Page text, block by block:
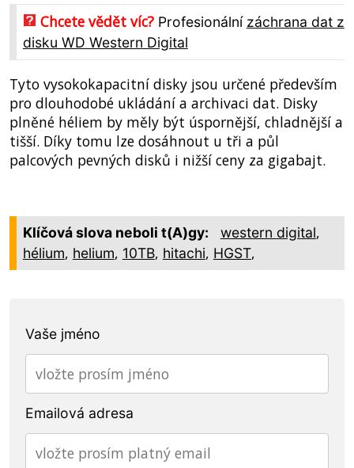
Chcete vědět víc? Profesionální záchrana dat z
disku WD Western Digital
Tyto vysokokapacitní disky jsou určené především
pro dlouhodobé ukládání a archivaci dat. Disky
plněné héliem by měly být úspornější, chladnější a
tišší. Díky tomu lze dosáhnout u tři a půl
palcových pevných disků i nižší ceny za gigabajt.
Klíčová slova neboli t(A)gy: western digital,
hélium, helium, 10TB, hitachi, HGST,
Vaše jméno
Emailová adresa